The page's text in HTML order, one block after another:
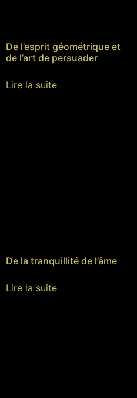
De l’esprit géométrique et
de l’art de persuader
Lire la suite
De la tranquillité de l’âme
Lire la suite